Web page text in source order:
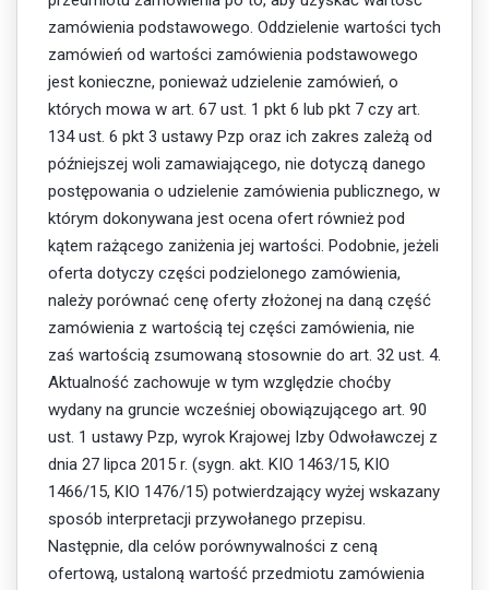
zamówienia podstawowego. Oddzielenie wartości tych
zamówień od wartości zamówienia podstawowego
jest konieczne, ponieważ udzielenie zamówień, o
których mowa w art. 67 ust. 1 pkt 6 lub pkt 7 czy art.
134 ust. 6 pkt 3 ustawy Pzp oraz ich zakres zależą od
późniejszej woli zamawiającego, nie dotyczą danego
postępowania o udzielenie zamówienia publicznego, w
którym dokonywana jest ocena ofert również pod
kątem rażącego zaniżenia jej wartości. Podobnie, jeżeli
oferta dotyczy części podzielonego zamówienia,
należy porównać cenę oferty złożonej na daną część
zamówienia z wartością tej części zamówienia, nie
zaś wartością zsumowaną stosownie do art. 32 ust. 4.
Aktualność zachowuje w tym względzie choćby
wydany na gruncie wcześniej obowiązującego art. 90
ust. 1 ustawy Pzp, wyrok Krajowej Izby Odwoławczej z
dnia 27 lipca 2015 r. (sygn. akt. KIO 1463/15, KIO
1466/15, KIO 1476/15) potwierdzający wyżej wskazany
sposób interpretacji przywołanego przepisu.
Następnie, dla celów porównywalności z ceną
ofertową, ustaloną wartość przedmiotu zamówienia